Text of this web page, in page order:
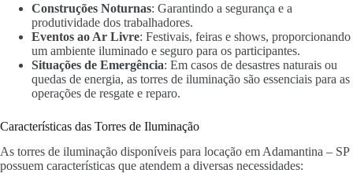
Construções Noturnas: Garantindo a segurança e a
produtividade dos trabalhadores.
Eventos ao Ar Livre: Festivais, feiras e shows, proporcionando
um ambiente iluminado e seguro para os participantes.
Situações de Emergência: Em casos de desastres naturais ou
quedas de energia, as torres de iluminação são essenciais para as
operações de resgate e reparo.
Características das Torres de Iluminação
As torres de iluminação disponíveis para locação em Adamantina – SP
possuem características que atendem a diversas necessidades: